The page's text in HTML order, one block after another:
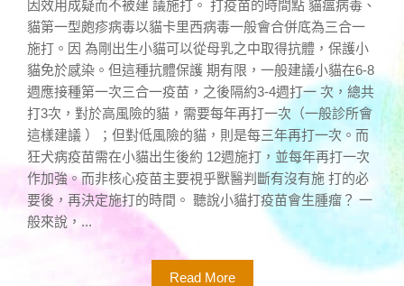
因效用成疑而不被建 議施打。 打疫苗的時間點 貓瘟病毒、
貓第一型皰疹病毒以貓卡里西病毒一般會合併底為三合一
施打。因 為剛出生小貓可以從母乳之中取得抗體，保護小
貓免於感染。但這種抗體保護 期有限，一般建議小貓在6-8
週應接種第一次三合一疫苗，之後隔約3-4週打一 次，總共
打3次，對於高風險的貓，需要每年再打一次（一般診所會
這樣建議 ）；但對低風險的貓，則是每三年再打一次。而
狂犬病疫苗需在小貓出生後約 12週施打，並每年再打一次
作加強。而非核心疫苗主要視乎獸醫判斷有沒有施 打的必
要後，再決定施打的時間。 聽說小貓打疫苗會生腫瘤？ 一
般來說，...
Read More